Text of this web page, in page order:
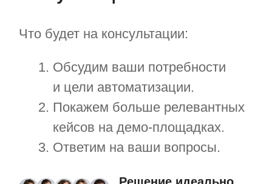
Нажимая на кнопку, я принимаю
соглашение об обработке персональных
Кейсы внедрения
«Первой Формы»
в крупных компаниях